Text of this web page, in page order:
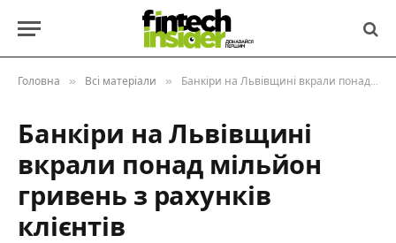
Головна » Всі матеріали » Банкіри на Львівщині вкрали понад мільйон гривень з рахунків клієнтів
Банкіри на Львівщині
вкрали понад мільйон
гривень з рахунків
клієнтів